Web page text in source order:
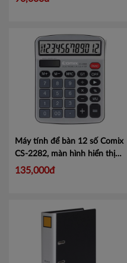
Máy tính để bàn 12 số Comix
CS-2282, màn hình hiển thị
lớn tiện lợi.
135,000đ